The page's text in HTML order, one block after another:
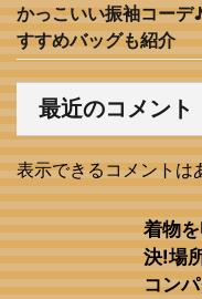
かっこいい振袖コー
すすめバッグも紹介
最近のコメント
表示できるコメントは
着物
決!場
コン